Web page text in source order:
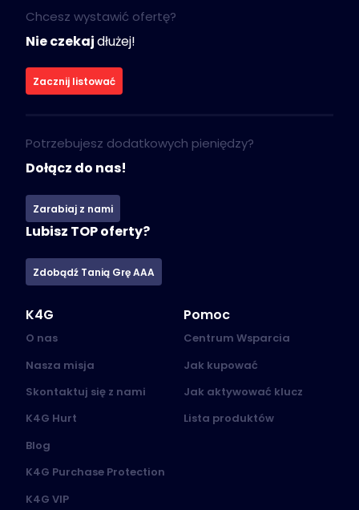
Chcesz wystawić ofertę?
Nie czekajdłużej!
Zacznij listować
Potrzebujesz dodatkowych pieniędzy?
Dołącz do nas!
Zarabiaj z nami
Lubisz TOP oferty?
Zdobądź Tanią Grę AAA
K4G
O nas
Nasza misja
Skontaktuj się z nami
K4G Hurt
Blog
K4G Purchase Protection
K4G VIP
Pomoc
Centrum Wsparcia
Jak kupować
Jak aktywować klucz
Lista produktów